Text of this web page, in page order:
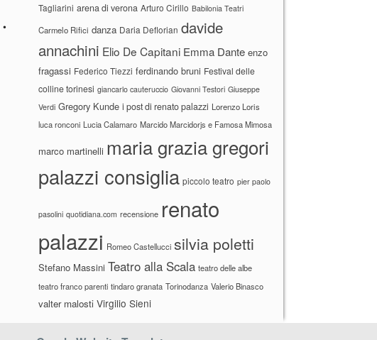
•
Tagliarini arena di verona Arturo Cirillo Babilonia Teatri
Carmelo Rifici danza Daria Deflorian davide
annachini Elio De Capitani Emma Dante enzo
fragassi Federico Tiezzi ferdinando bruni Festival delle
colline torinesi giancarlo cauteruccio Giovanni Testori Giuseppe
Verdi Gregory Kunde i post di renato palazzi Lorenzo Loris
luca ronconi Lucia Calamaro Marcido Marcidorjs e Famosa Mimosa
marco martinelli maria grazia gregori
palazzi consiglia piccolo teatro pier paolo
pasolini quotidiana.com recensione renato
palazzi Romeo Castellucci silvia poletti
Stefano Massini Teatro alla Scala teatro delle albe
teatro franco parenti tindaro granata Torinodanza Valerio Binasco
valter malosti Virgilio Sieni